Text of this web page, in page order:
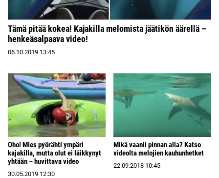
Tämä pitää kokea! Kajakilla melomista jäätikön äärellä –
henkeäsalpaava video!
06.10.2019 13:45
Oho! Mies pyörähti ympäri
kajakilla, mutta olut ei läikkynyt
yhtään – huvittava video
30.05.2019 12:30
Mikä vaanii pinnan alla? Katso
videolta melojien kauhunhetket
22.09.2018 10:45